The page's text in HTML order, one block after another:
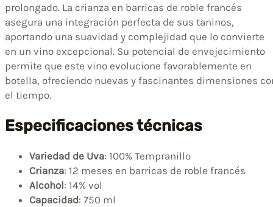
prolongado. La crianza en barricas de roble francés
asegura una integración perfecta de sus taninos,
aportando una suavidad y complejidad que lo convierte
en un vino excepcional. Su potencial de envejecimiento
permite que este vino evolucione favorablemente en
botella, ofreciendo nuevas y fascinantes dimensiones
el tiempo.
Especificaciones técnicas
Variedad de Uva: 100% Tempranillo
Crianza: 12 meses en barricas de roble francés
Alcohol: 14% vol
Capacidad: 750 ml